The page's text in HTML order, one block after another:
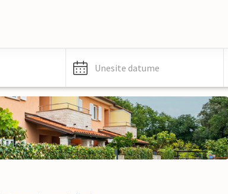
Unesite datume